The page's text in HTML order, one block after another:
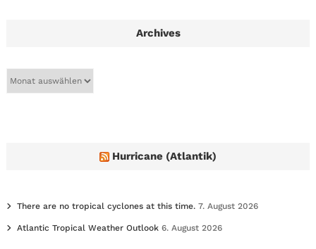
Archives
Hurricane (Atlantik)
There are no tropical cyclones at this time. 7. August 2026
Atlantic Tropical Weather Outlook 6. August 2026